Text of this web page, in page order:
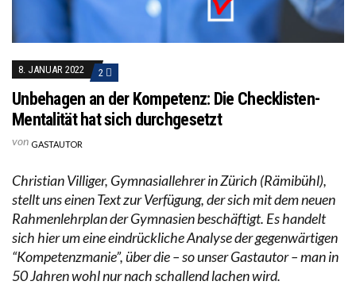
8. JANUAR 2022 2
Unbehagen an der Kompetenz: Die Checklisten-
Mentalität hat sich durchgesetzt
von GASTAUTOR
Christian Villiger, Gymnasiallehrer in Zürich (Rämibühl),
stellt uns einen Text zur Verfügung, der sich mit dem neuen
Rahmenlehrplan der Gymnasien beschäftigt. Es handelt
sich hier um eine eindrückliche Analyse der gegenwärtigen
“Kompetenzmanie”, über die – so unser Gastautor – man in
50 Jahren wohl nur nach schallend lachen wird.